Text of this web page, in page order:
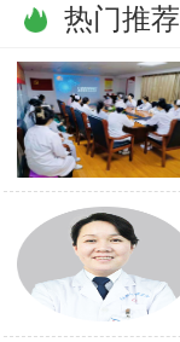
热门推荐